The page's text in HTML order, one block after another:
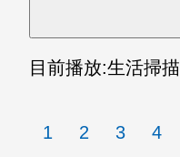
目前播放:生活掃描
1 2 3 4